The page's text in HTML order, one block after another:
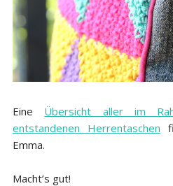
Eine Übersicht aller im
entstandenen Herrentaschen
Emma.
Macht’s gut!